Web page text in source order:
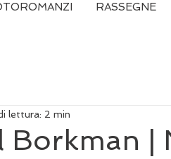
RASSEGNE
|
lettura: 2 min